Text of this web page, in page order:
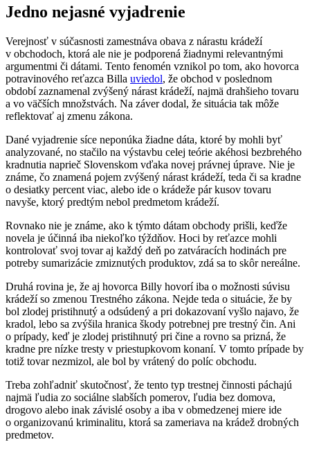
Jedno nejasné vyjadrenie
Verejnosť v súčasnosti zamestnáva obava z nárastu krádeží
v obchodoch, ktorá ale nie je podporená žiadnymi relevantnými
argumentmi či dátami. Tento fenomén vznikol po tom, ako hovorca
potravinového reťazca Billa uviedol, že obchod v poslednom
období zaznamenal zvýšený nárast krádeží, najmä drahšieho tovaru
a vo väčších množstvách. Na záver dodal, že situácia tak môže
reflektovať aj zmenu zákona.
Dané vyjadrenie síce neponúka žiadne dáta, ktoré by mohli byť
analyzované, no stačilo na výstavbu celej teórie akéhosi bezbrehého
kradnutia naprieč Slovenskom vďaka novej právnej úprave. Nie je
známe, čo znamená pojem zvýšený nárast krádeží, teda či sa kradne
o desiatky percent viac, alebo ide o krádeže pár kusov tovaru
navyše, ktorý predtým nebol predmetom krádeží.
Rovnako nie je známe, ako k týmto dátam obchody prišli, keďže
novela je účinná iba niekoľko týždňov. Hoci by reťazce mohli
kontrolovať svoj tovar aj každý deň po zatváracích hodinách pre
potreby sumarizácie zmiznutých produktov, zdá sa to skôr nereálne.
Druhá rovina je, že aj hovorca Billy hovorí iba o možnosti súvisu
krádeží so zmenou Trestného zákona. Nejde teda o situácie, že by
bol zlodej pristihnutý a odsúdený a pri dokazovaní vyšlo najavo, že
kradol, lebo sa zvýšila hranica škody potrebnej pre trestný čin. Ani
o prípady, keď je zlodej pristihnutý pri čine a rovno sa prizná, že
kradne pre nízke tresty v priestupkovom konaní. V tomto prípade by
totiž tovar nezmizol, ale bol by vrátený do políc obchodu.
Treba zohľadniť skutočnosť, že tento typ trestnej činnosti páchajú
najmä ľudia zo sociálne slabších pomerov, ľudia bez domova,
drogovo alebo inak závislé osoby a iba v obmedzenej miere ide
o organizovanú kriminalitu, ktorá sa zameriava na krádež drobných
predmetov.